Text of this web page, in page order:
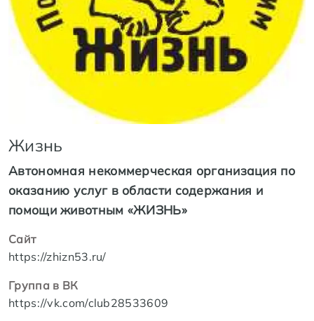
Жизнь
Автономная некоммерческая организация по
оказанию услуг в области содержания и
помощи животным «ЖИЗНЬ»
Сайт
https://zhizn53.ru/
Группа в ВК
https://vk.com/club28533609